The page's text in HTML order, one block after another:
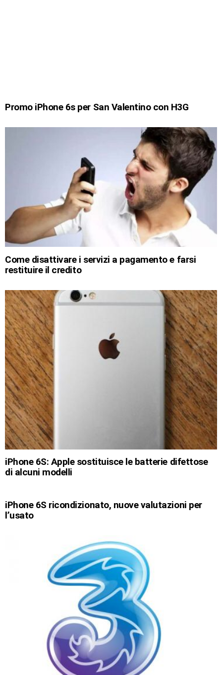
Promo iPhone 6s per San Valentino con H3G
Come disattivare i servizi a pagamento e farsi
restituire il credito
iPhone 6S: Apple sostituisce le batterie difettose
di alcuni modelli
iPhone 6S ricondizionato, nuove valutazioni per
l’usato